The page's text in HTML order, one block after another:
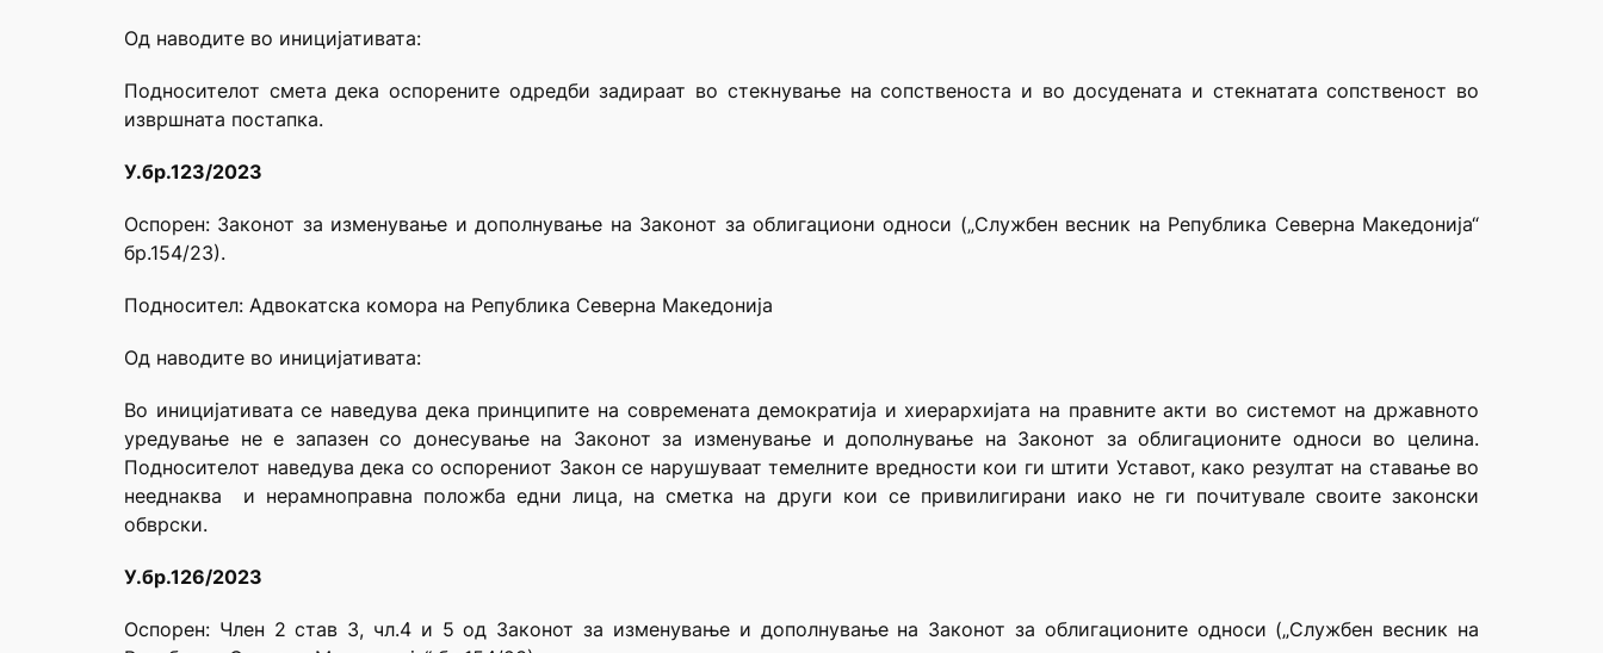
Од наводите во иницијативата:
Подносителот смета дека оспорените одредби задираат во стекнување на сопственоста и во досудената и стекнатата сопственост во
извршната постапка.
У.бр.123/2023
Оспорен: Законот за изменување и дополнување на Законот за облигациони односи („Службен весник на Република Северна Македонија“
бр.154/23).
Подносител: Адвокатска комора на Република Северна Македонија
Од наводите во иницијативата:
Во иницијативата се наведува дека принципите на современата демократија и хиерархијата на правните акти во системот на државното
уредување не е запазен со донесување на Законот за изменување и дополнување на Законот за облигационите односи во целина.
Подносителот наведува дека со оспорениот Закон се нарушуваат темелните вредности кои ги штити Уставот, како резултат на ставање во
нееднаква и нерамноправна положба едни лица, на сметка на други кои се привилигирани иако не ги почитувале своите законски
обврски.
У.бр.126/2023
Оспорен: Член 2 став 3, чл.4 и 5 од Законот за изменување и дополнување на Законот за облигационите односи („Службен весник на